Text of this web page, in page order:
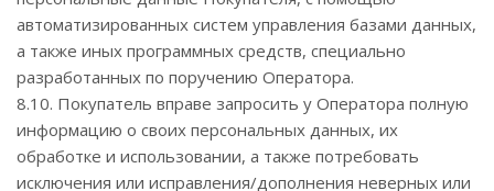
автоматизированных систем управления базами данных,
а также иных программных средств, специально
разработанных по поручению Оператора.
8.10. Покупатель вправе запросить у Оператора полную
информацию о своих персональных данных, их
обработке и использовании, а также потребовать
исключения или исправления/дополнения неверных или